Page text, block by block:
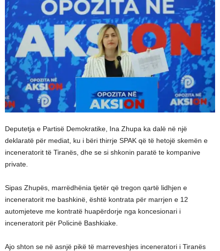
Deputetja e Partisë Demokratike, Ina Zhupa ka dalë në një
deklaratë për mediat, ku i bëri thirrje SPAK që të hetojë skemën e
inceneratorit të Tiranës, dhe se si shkonin paratë te kompanive
private.
Sipas Zhupës, marrëdhënia tjetër që tregon qartë lidhjen e
inceneratorit me bashkinë, është kontrata për marrjen e 12
automjeteve me kontratë huapërdorje nga koncesionari i
inceneratorit për Policinë Bashkiake.
Ajo shton se në asnjë pikë të marreveshjes inceneratori i Tiranës